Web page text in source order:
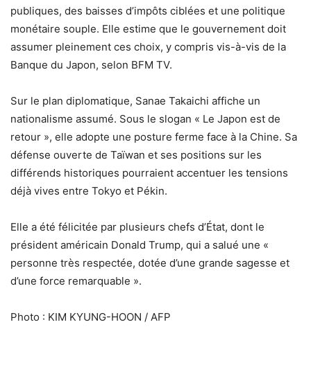
publiques, des baisses d’impôts ciblées et une politique
monétaire souple. Elle estime que le gouvernement doit
assumer pleinement ces choix, y compris vis-à-vis de la
Banque du Japon, selon BFM TV.
Sur le plan diplomatique, Sanae Takaichi affiche un
nationalisme assumé. Sous le slogan « Le Japon est de
retour », elle adopte une posture ferme face à la Chine. Sa
défense ouverte de Taïwan et ses positions sur les
différends historiques pourraient accentuer les tensions
déjà vives entre Tokyo et Pékin.
Elle a été félicitée par plusieurs chefs d’État, dont le
président américain Donald Trump, qui a salué une «
personne très respectée, dotée d’une grande sagesse et
d’une force remarquable ».
Photo : KIM KYUNG-HOON / AFP